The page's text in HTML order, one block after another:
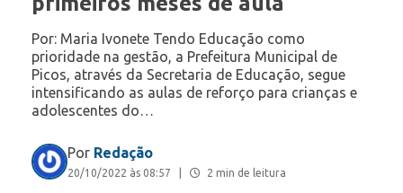
Por: Maria Ivonete Tendo Educação como
prioridade na gestão, a Prefeitura Municipal de
Picos, através da Secretaria de Educação, segue
intensificando as aulas de reforço para crianças e
adolescentes do…
Por Redação
20/10/2022 às 08:57 2 min de leitura